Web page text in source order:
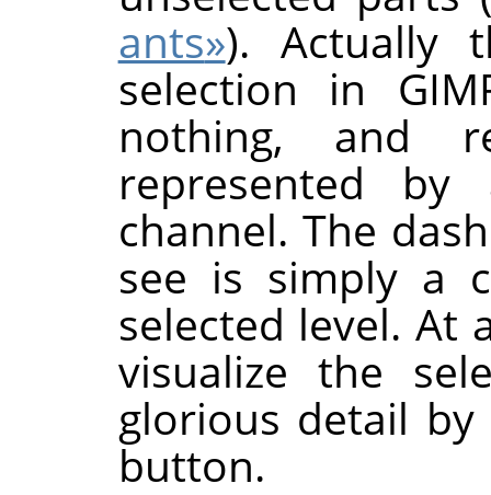
ants»). Actually
selection in
nothing, and
represented by
channel. The
see is simply a
selected level. At
visualize the
glorious detail
button.